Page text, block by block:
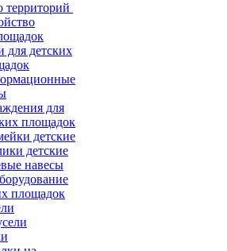
территорий
для детских
для
площадок
детские
детские
навесы
площадок